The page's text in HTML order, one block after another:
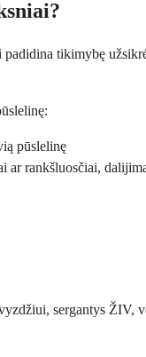
tikimybę
pūslelinę
ar rankšluosčiai,
sergantys